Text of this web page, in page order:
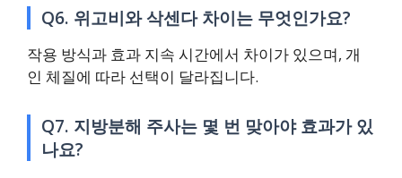
Q6. 위고비와 삭센다 차이는 무엇인가요?
작용 방식과 효과 지속 시간에서 차이가 있으며, 개
인 체질에 따라 선택이 달라집니다.
Q7. 지방분해 주사는 몇 번 맞아야 효과가 있
나요?